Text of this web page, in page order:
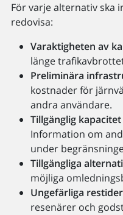
För varje alternativ
redovisa:
Varaktigheten av
länge
Preliminära
kostnader för
andra användare.
Tillgänglig
Information om
under
Tillgängliga
möjliga
Ungefärliga restider
resenärer och